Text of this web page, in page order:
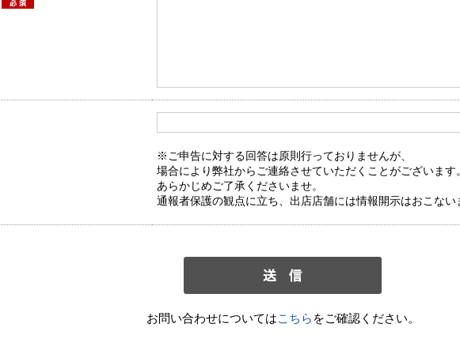
※ご申告に対する回答は原則行っておりませんが、
場合により弊社からご連絡させていただくことがございます。
あらかじめご了承くださいませ。
通報者保護の観点に立ち、出店店舗には情報開示はおこない
お問い合わせについてはこちら をご確認ください。